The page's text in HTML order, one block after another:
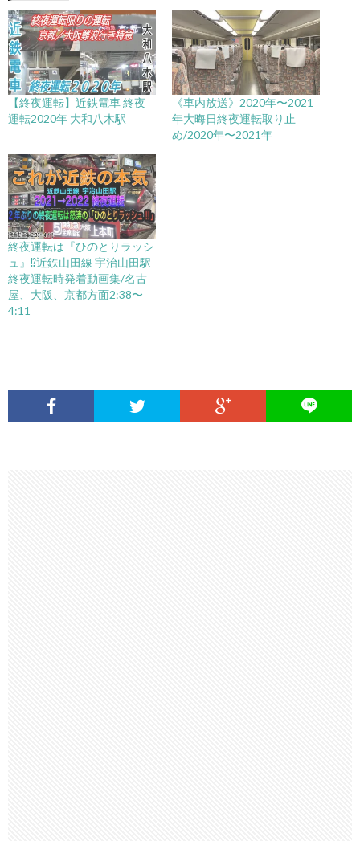
【終夜運転】近鉄電車 終夜
運転2020年 大和八木駅
《車内放送》2020年〜2021
年大晦日終夜運転取り止
め/2020年〜2021年
終夜運転は『ひのとりラッシ
ュ』⁉︎近鉄山田線 宇治山田駅
終夜運転時発着動画集/名古
屋、大阪、京都方面2:38〜
4:11